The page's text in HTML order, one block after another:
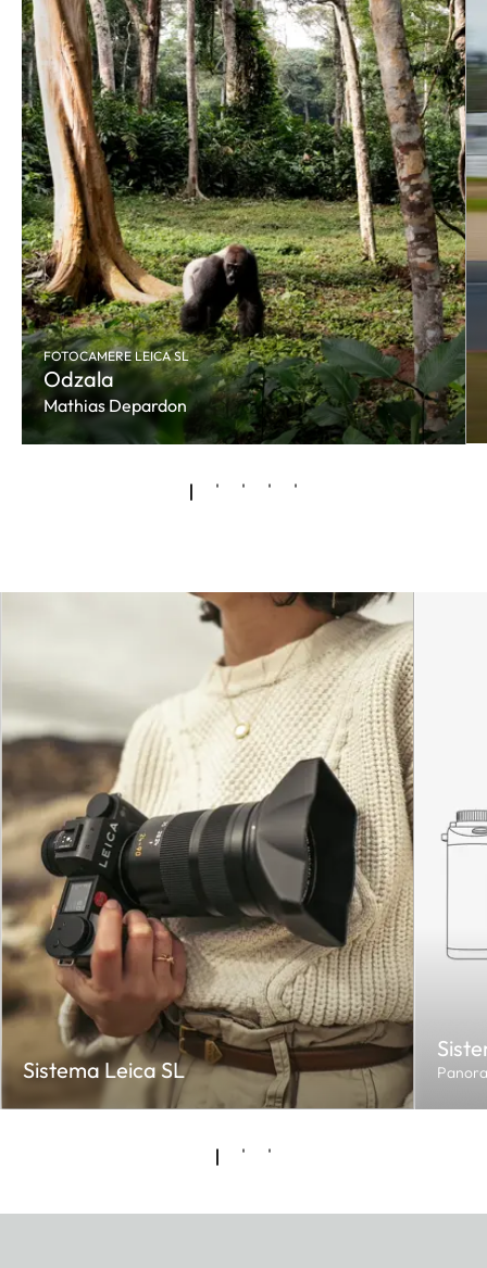
FOTOCAMERE LEICA SL
Odzala
Mathias Depardon
Sistema Leica SL